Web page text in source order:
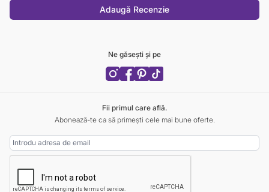
Adaugă Recenzie
Ne găsești și pe
Fii primul care află.
Abonează-te ca să primești cele mai bune oferte.
Adresa Email